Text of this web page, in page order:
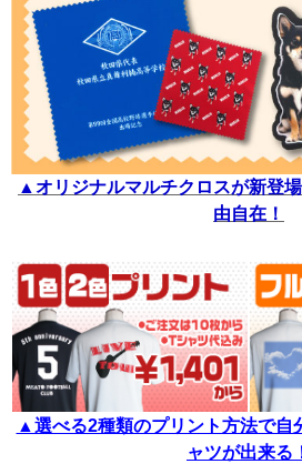
▲ オリジナルマルチクロスが新登
由自在！
▲選べる2種類のプリント方法で自
ャツが出来る